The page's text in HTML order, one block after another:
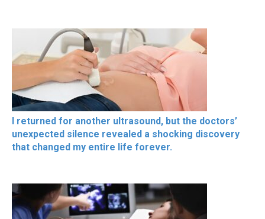
I returned for another ultrasound, but the doctors’
unexpected silence revealed a shocking discovery
that changed my entire life forever.